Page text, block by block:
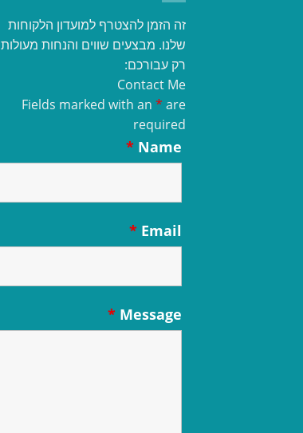
זה הזמן להצטרף למועדון הלקוחות
שלנו. מבצעים שווים והנחות מעולות
רק עבורכם:
Contact Me
Fields marked with an * are
required
Name
*
Email
*
Message
*